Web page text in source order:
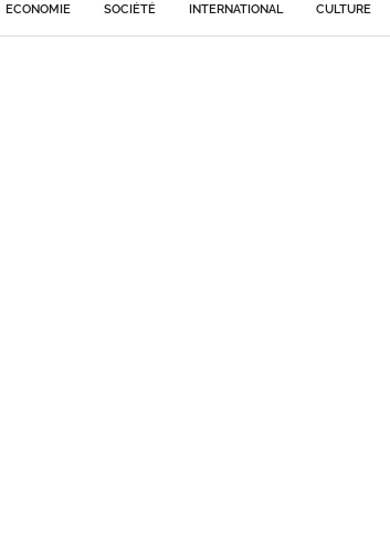
ECONOMIE SOCIÉTÉ INTERNATIONAL CULTURE